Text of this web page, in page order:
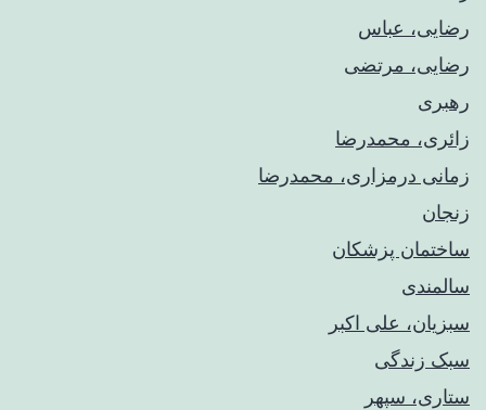
رضایی، عباس
رضایی، مرتضی
رهبری
زائری، محمدرضا
زمانی درمزاری، محمدرضا
زنجان
ساختمان پزشکان
سالمندی
سبزیان، علی اکبر
سبک زندگی
ستاری، سپهر